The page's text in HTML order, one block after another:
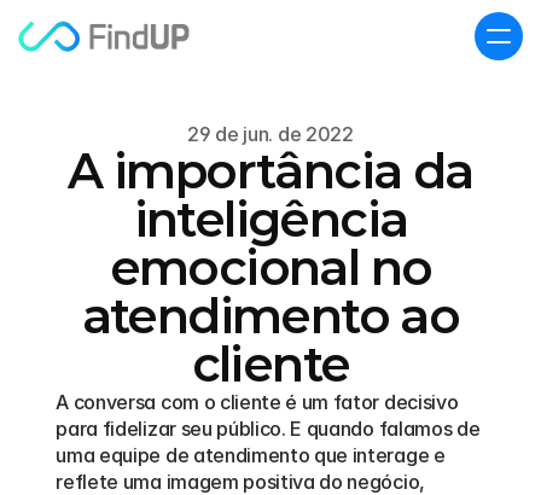
29 de jun. de 2022
A importância da
inteligência
emocional no
atendimento ao
cliente
A conversa com o cliente é um fator decisivo
para fidelizar seu público. E quando falamos de
uma equipe de atendimento que interage e
reflete uma imagem positiva do negócio,